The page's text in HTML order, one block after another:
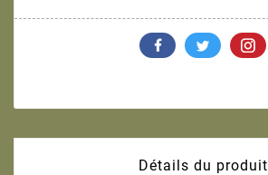
Détails du produit